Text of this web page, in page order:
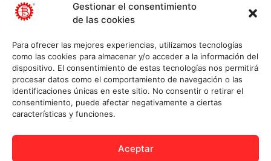
Gestionar el consentimiento
de las cookies
Para ofrecer las mejores experiencias, utilizamos tecnologías
como las cookies para almacenar y/o acceder a la información del
dispositivo. El consentimiento de estas tecnologías nos permitirá
procesar datos como el comportamiento de navegación o las
identificaciones únicas en este sitio. No consentir o retirar el
consentimiento, puede afectar negativamente a ciertas
características y funciones.
Aceptar